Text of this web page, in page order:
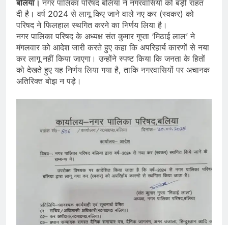
बलिया।नगर पालिका परिषद बलिया ने नगरवासियों को बड़ी राहत
दी है। वर्ष 2024 से लागू किए जाने वाले नए कर (स्वकर) को
परिषद ने फिलहाल स्थगित करने का निर्णय लिया है।
नगर पालिका परिषद के अध्यक्ष संत कुमार गुप्ता ‘मिठाई लाल’ ने
मंगलवार को आदेश जारी करते हुए कहा कि अपरिहार्य कारणों से नया
कर लागू नहीं किया जाएगा। उन्होंने स्पष्ट किया कि जनता के हितों
को देखते हुए यह निर्णय लिया गया है, ताकि नगरवासियों पर अचानक
अतिरिक्त बोझ न पड़े।